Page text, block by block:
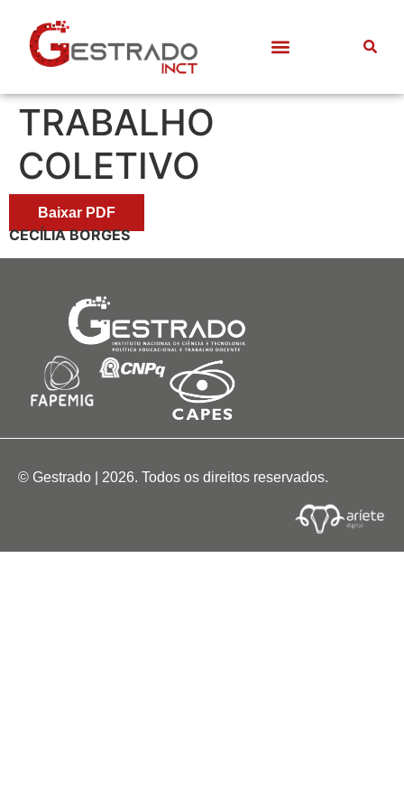
TRABALHO
COLETIVO
Baixar PDF
CECÍLIA BORGES
© Gestrado | 2026. Todos os direitos reservados.